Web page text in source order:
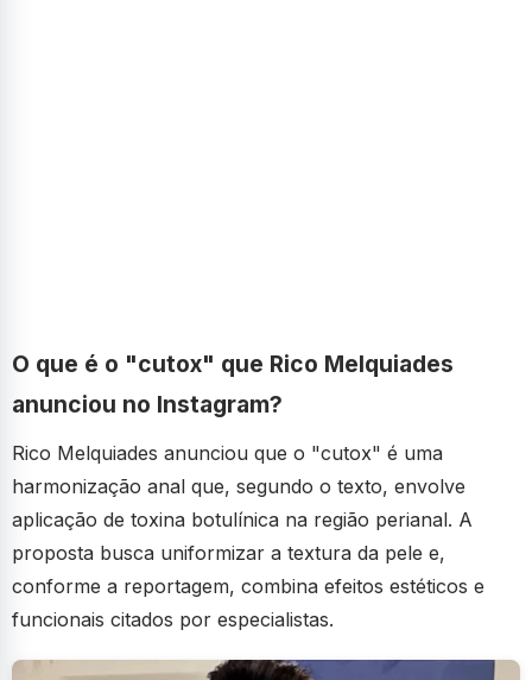
O que é o "cutox" que Rico Melquiades
anunciou no Instagram?
Rico Melquiades anunciou que o "cutox" é uma
harmonização anal que, segundo o texto, envolve
aplicação de toxina botulínica na região perianal. A
proposta busca uniformizar a textura da pele e,
conforme a reportagem, combina efeitos estéticos e
funcionais citados por especialistas.